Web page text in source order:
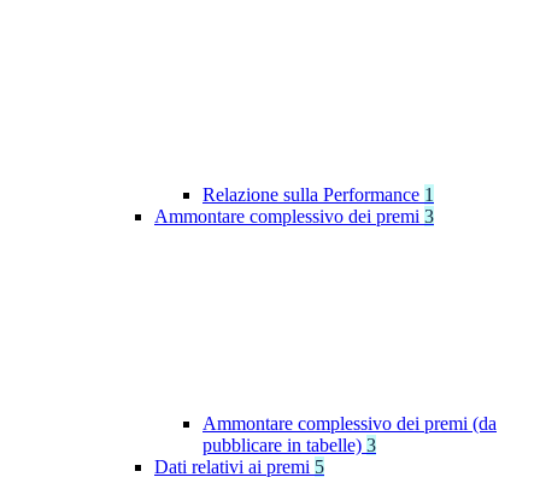
Relazione sulla Performance 1
Ammontare complessivo dei premi 3
Ammontare complessivo dei premi (da
pubblicare in tabelle) 3
Dati relativi ai premi 5